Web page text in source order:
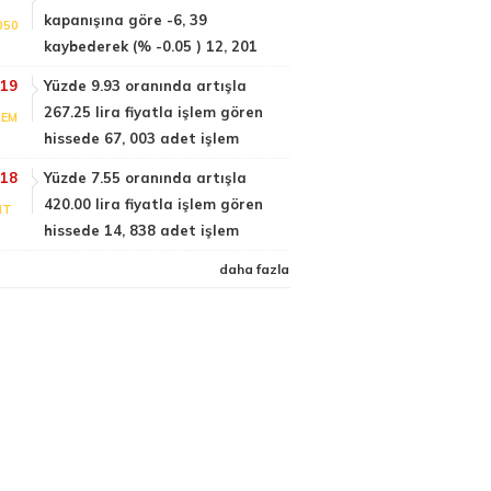
kapanışına göre -6, 39
kaybederek (% -0.05 ) 12, 201
Yüzde 9.93 oranında artışla
267.25 lira fiyatla işlem gören
hissede 67, 003 adet işlem
Yüzde 7.55 oranında artışla
420.00 lira fiyatla işlem gören
hissede 14, 838 adet işlem
daha fazla